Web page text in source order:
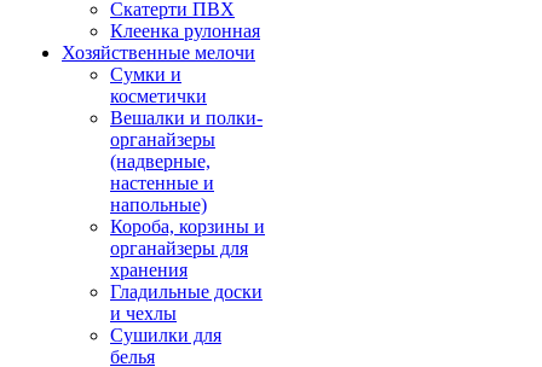
Скатерти ПВХ
Клеенка рулонная
Хозяйственные мелочи
Сумки и
косметички
Вешалки и полки-
органайзеры
(надверные,
настенные и
напольные)
Короба, корзины и
органайзеры для
хранения
Гладильные доски
и чехлы
Сушилки для
белья